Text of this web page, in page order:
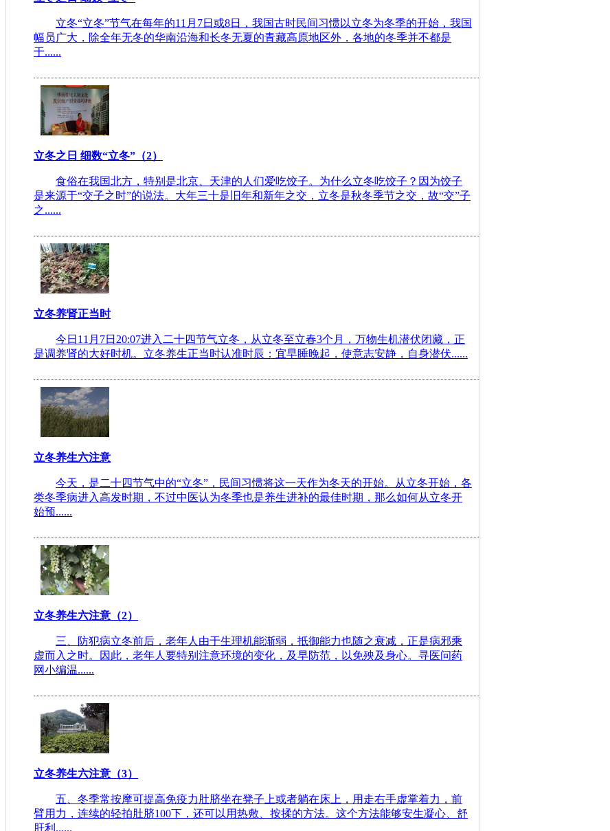
立冬“立冬”节气在每年的11月7日或8日，我国古时民间习惯以立冬为冬季的开始，我国
幅员广大，除全年无冬的华南沿海和长冬无夏的青藏高原地区外，各地的冬季并不都是
于......
立冬之日 细数“立冬”（2）
食俗在我国北方，特别是北京、天津的人们爱吃饺子。为什么立冬吃饺子？因为饺子
是来源于“交子之时”的说法。大年三十是旧年和新年之交，立冬是秋冬季节之交，故“交”子
之......
立冬养肾正当时
今日11月7日20:07进入二十四节气立冬，从立冬至立春3个月，万物生机潜伏闭藏，正
是调养肾的大好时机。立冬养生正当时认准时辰：宜早睡晚起，使意志安静，自身潜伏......
立冬养生六注意
今天，是二十四节气中的“立冬”，民间习惯将这一天作为冬天的开始。从立冬开始，各
类冬季病进入高发时期，不过中医认为冬季也是养生进补的最佳时期，那么如何从立冬开
始预......
立冬养生六注意（2）
三、防犯病立冬前后，老年人由于生理机能渐弱，抵御能力也随之衰减，正是病邪乘
虚而入之时。因此，老年人要特别注意环境的变化，及早防范，以免殃及身心。寻医问药
网小编温......
立冬养生六注意（3）
五、冬季常按摩可提高免疫力肚脐坐在凳子上或者躺在床上，用走右手虚掌着力，前
臂用力，连续的轻拍肚脐100下，还可以用热敷、按揉的方法。这个方法能够安生凝心、舒
肝利......